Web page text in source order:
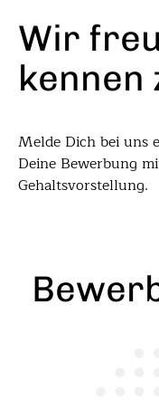
Wir
kennen
Melde Dich bei uns
Deine Bewerbung
Gehaltsvorstellung.